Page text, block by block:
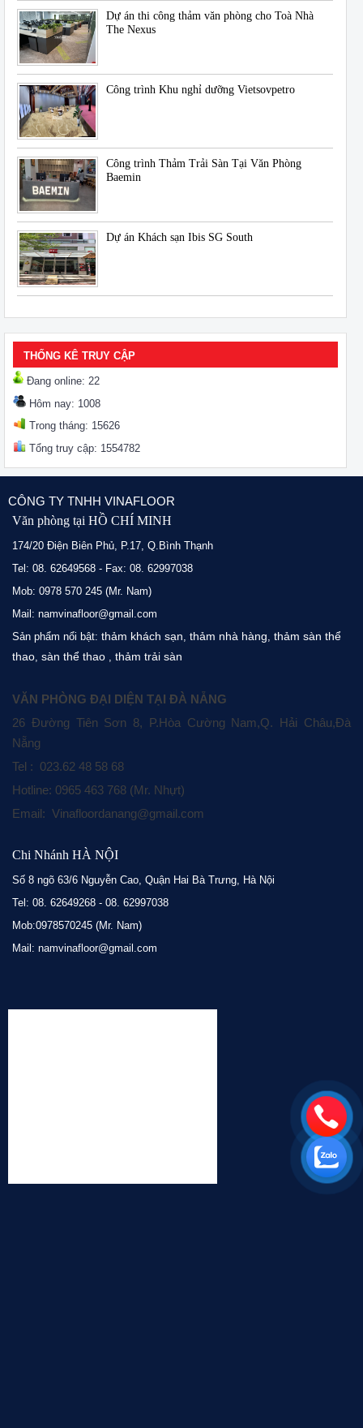
Dự án thi công thảm văn phòng cho Toà Nhà
The Nexus
Công trình Khu nghỉ dưỡng Vietsovpetro
Công trình Thảm Trải Sàn Tại Văn Phòng
Baemin
Dự án Khách sạn Ibis SG South
THỐNG KÊ TRUY CẬP
Đang online: 22
Hôm nay: 1008
Trong tháng: 15626
Tổng truy cập: 1554782
CÔNG TY TNHH VINAFLOOR
Văn phòng tại HỒ CHÍ MINH
174/20 Điện Biên Phủ, P.17, Q.Bình Thạnh
Tel: 08. 62649568 - Fax: 08. 62997038
Mob: 0978 570 245 (Mr. Nam)
Mail: namvinafloor@gmail.com
Sản phẩm nổi bật: thảm khách sạn, thảm nhà hàng, thảm sàn thể
thao, sàn thể thao , thảm trải sàn
VĂN PHÒNG ĐẠI DIỆN TẠI ĐÀ NẴNG
26 Đường Tiên Sơn 8, P.Hòa Cường Nam,Q. Hải Châu,Đà
Nẵng
Tel : 023.62 48 58 68
Hotline: 0965 463 768 (Mr. Nhựt)
Email: Vinafloordanang@gmail.com
Chi Nhánh HÀ NỘI
Số 8 ngõ 63/6 Nguyễn Cao, Quận Hai Bà Trưng, Hà Nội
Tel: 08. 62649268 - 08. 62997038
Mob:0978570245 (Mr. Nam)
Mail: namvinafloor@gmail.com